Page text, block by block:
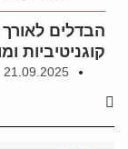
הבדלים
קוגניטיביות
21.09.2025